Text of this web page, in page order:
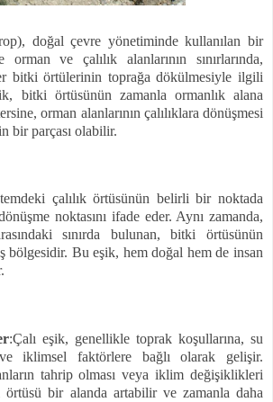
doğal çevre yönetiminde kullanılan bir
ve çalılık alanlarının sınırlarında,
bitki örtülerinin toprağa dökülmesiyle ilgili
bitki örtüsünün zamanla ormanlık alana
orman alanlarının çalılıklara dönüşmesi
bir parçası olabilir.
çalılık örtüsünün belirli bir noktada
noktasını ifade eder. Aynı zamanda,
sınırda bulunan, bitki örtüsünün
bölgesidir. Bu eşik, hem doğal hem de insan
:Çalı eşik, genellikle toprak koşullarına, su
ve iklimsel faktörlere bağlı olarak gelişir.
tahrip olması veya iklim değişiklikleri
örtüsü bir alanda artabilir ve zamanla daha